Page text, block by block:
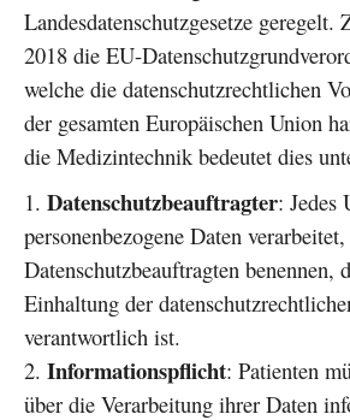
Landesdatenschutzgesetze
2018 die EU-
welche die datenschutzrechtlichen
der gesamten Europäischen Union
die Medizintechnik bedeutet dies
Datenschutzbeauftragter: Jedes
personenbezogene Daten
Datenschutzbeauftragten benennen,
Einhaltung der
verantwortlich ist.
Informationspflicht: Patienten
über die Verarbeitung ihrer Daten